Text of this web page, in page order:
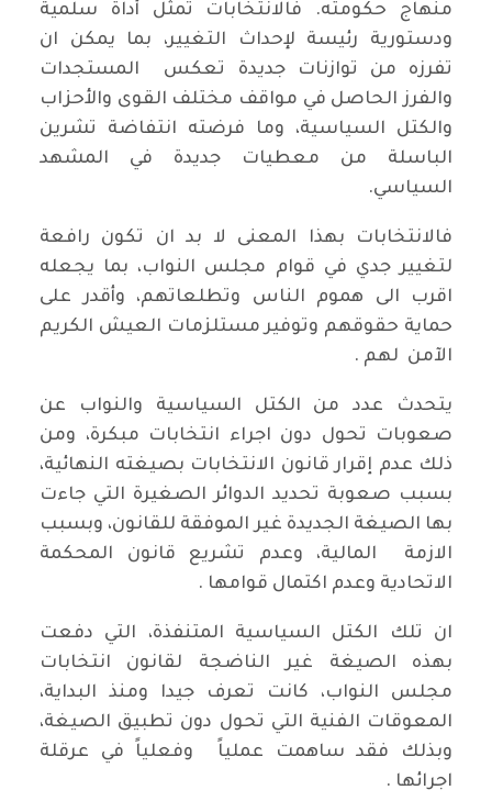
منهاج حكومته. فالانتخابات تمثل أداة سلمية
ودستورية رئيسة لإحداث التغيير، بما يمكن ان
تفرزه من توازنات جديدة تعكس المستجدات
والفرز الحاصل في مواقف مختلف القوى والأحزاب
والكتل السياسية، وما فرضته انتفاضة تشرين
الباسلة من معطيات جديدة في المشهد
السياسي.
فالانتخابات بهذا المعنى لا بد ان تكون رافعة
لتغيير جدي في قوام مجلس النواب، بما يجعله
اقرب الى هموم الناس وتطلعاتهم، وأقدر على
حماية حقوقهم وتوفير مستلزمات العيش الكريم
الآمن لهم .
يتحدث عدد من الكتل السياسية والنواب عن
صعوبات تحول دون اجراء انتخابات مبكرة، ومن
ذلك عدم إقرار قانون الانتخابات بصيغته النهائية،
بسبب صعوبة تحديد الدوائر الصغيرة التي جاءت
بها الصيغة الجديدة غير الموفقة للقانون، وبسبب
الازمة المالية، وعدم تشريع قانون المحكمة
الاتحادية وعدم اكتمال قوامها .
ان تلك الكتل السياسية المتنفذة، التي دفعت
بهذه الصيغة غير الناضجة لقانون انتخابات
مجلس النواب، كانت تعرف جيدا ومنذ البداية،
المعوقات الفنية التي تحول دون تطبيق الصيغة،
وبذلك فقد ساهمت عملياً وفعلياً في عرقلة
اجرائها .